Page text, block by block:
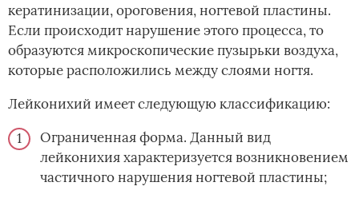
кератинизации, ороговения, ногтевой пластины.
Если происходит нарушение этого процесса, то
образуются микроскопические пузырьки воздуха,
которые расположились между слоями ногтя.
Лейконихий имеет следующую классификацию:
Ограниченная форма. Данный вид
лейконихия характеризуется возникновением
частичного нарушения ногтевой пластины;